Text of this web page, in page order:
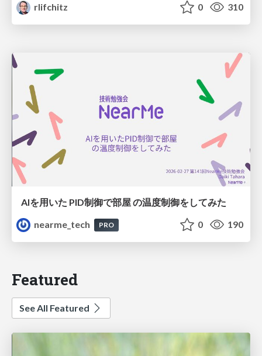
rlifchitz
0 310
AIを用いた PID制御で部屋 の温度制御をしてみた
nearme_tech
PRO 0 190
Featured
See All Featured